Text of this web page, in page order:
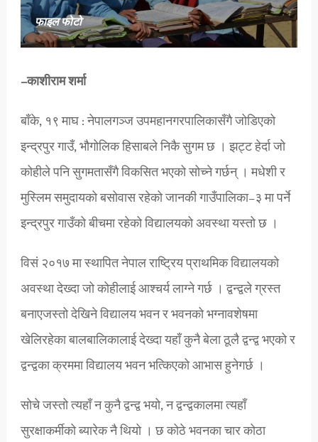
फाइल फोटो
–काशीराम शर्मा
बाँके, १९ माघ : नेपालगञ्ज उपमहानगरपालिकासँगै जोडिएको
इन्द्रपुर गाउँ, भौगोलिक हिसाबले निकै सुगम छ । झट्ट हेर्दा जो
कोहीले पनि सुगमतासँगै विकसित भएको सोच्ने गर्छन् । मधेशी र
मुस्लिम समुदायको बसोवास रहेको जानकी गाउँपालिका–३ मा पर्ने
इन्द्रपुर गाउँको बीचमा रहेको विद्यालयको अवस्था यस्तो छ ।
विसं २०१७ मा स्थापित नेपाल राष्ट्रिय प्राथमिक विद्यालयको
अवस्था देख्दा जो कोहीलाई आश्चर्य लाग्ने गर्छ । द्वन्द्वले ग्रस्त
बनाएजस्तो देखिने विद्यालय भवन र भवनको भग्नावशेषमा
खेलिरहेका बालबालिकालाई देख्दा यहाँ कुनै बेला ठूलै द्वन्द्व भएको र
द्वन्द्वका क्रममा विद्यालय भवन भत्किएको आभास हुनेगर्छ ।
सोचे जस्तो त्यहाँ न कुनै द्वन्द्व भयो, न द्वन्द्वकालमा त्यहाँ
सुरक्षाकर्मीको ब्यारेक नै थियो । छ कोठे भवनका चार कोठा